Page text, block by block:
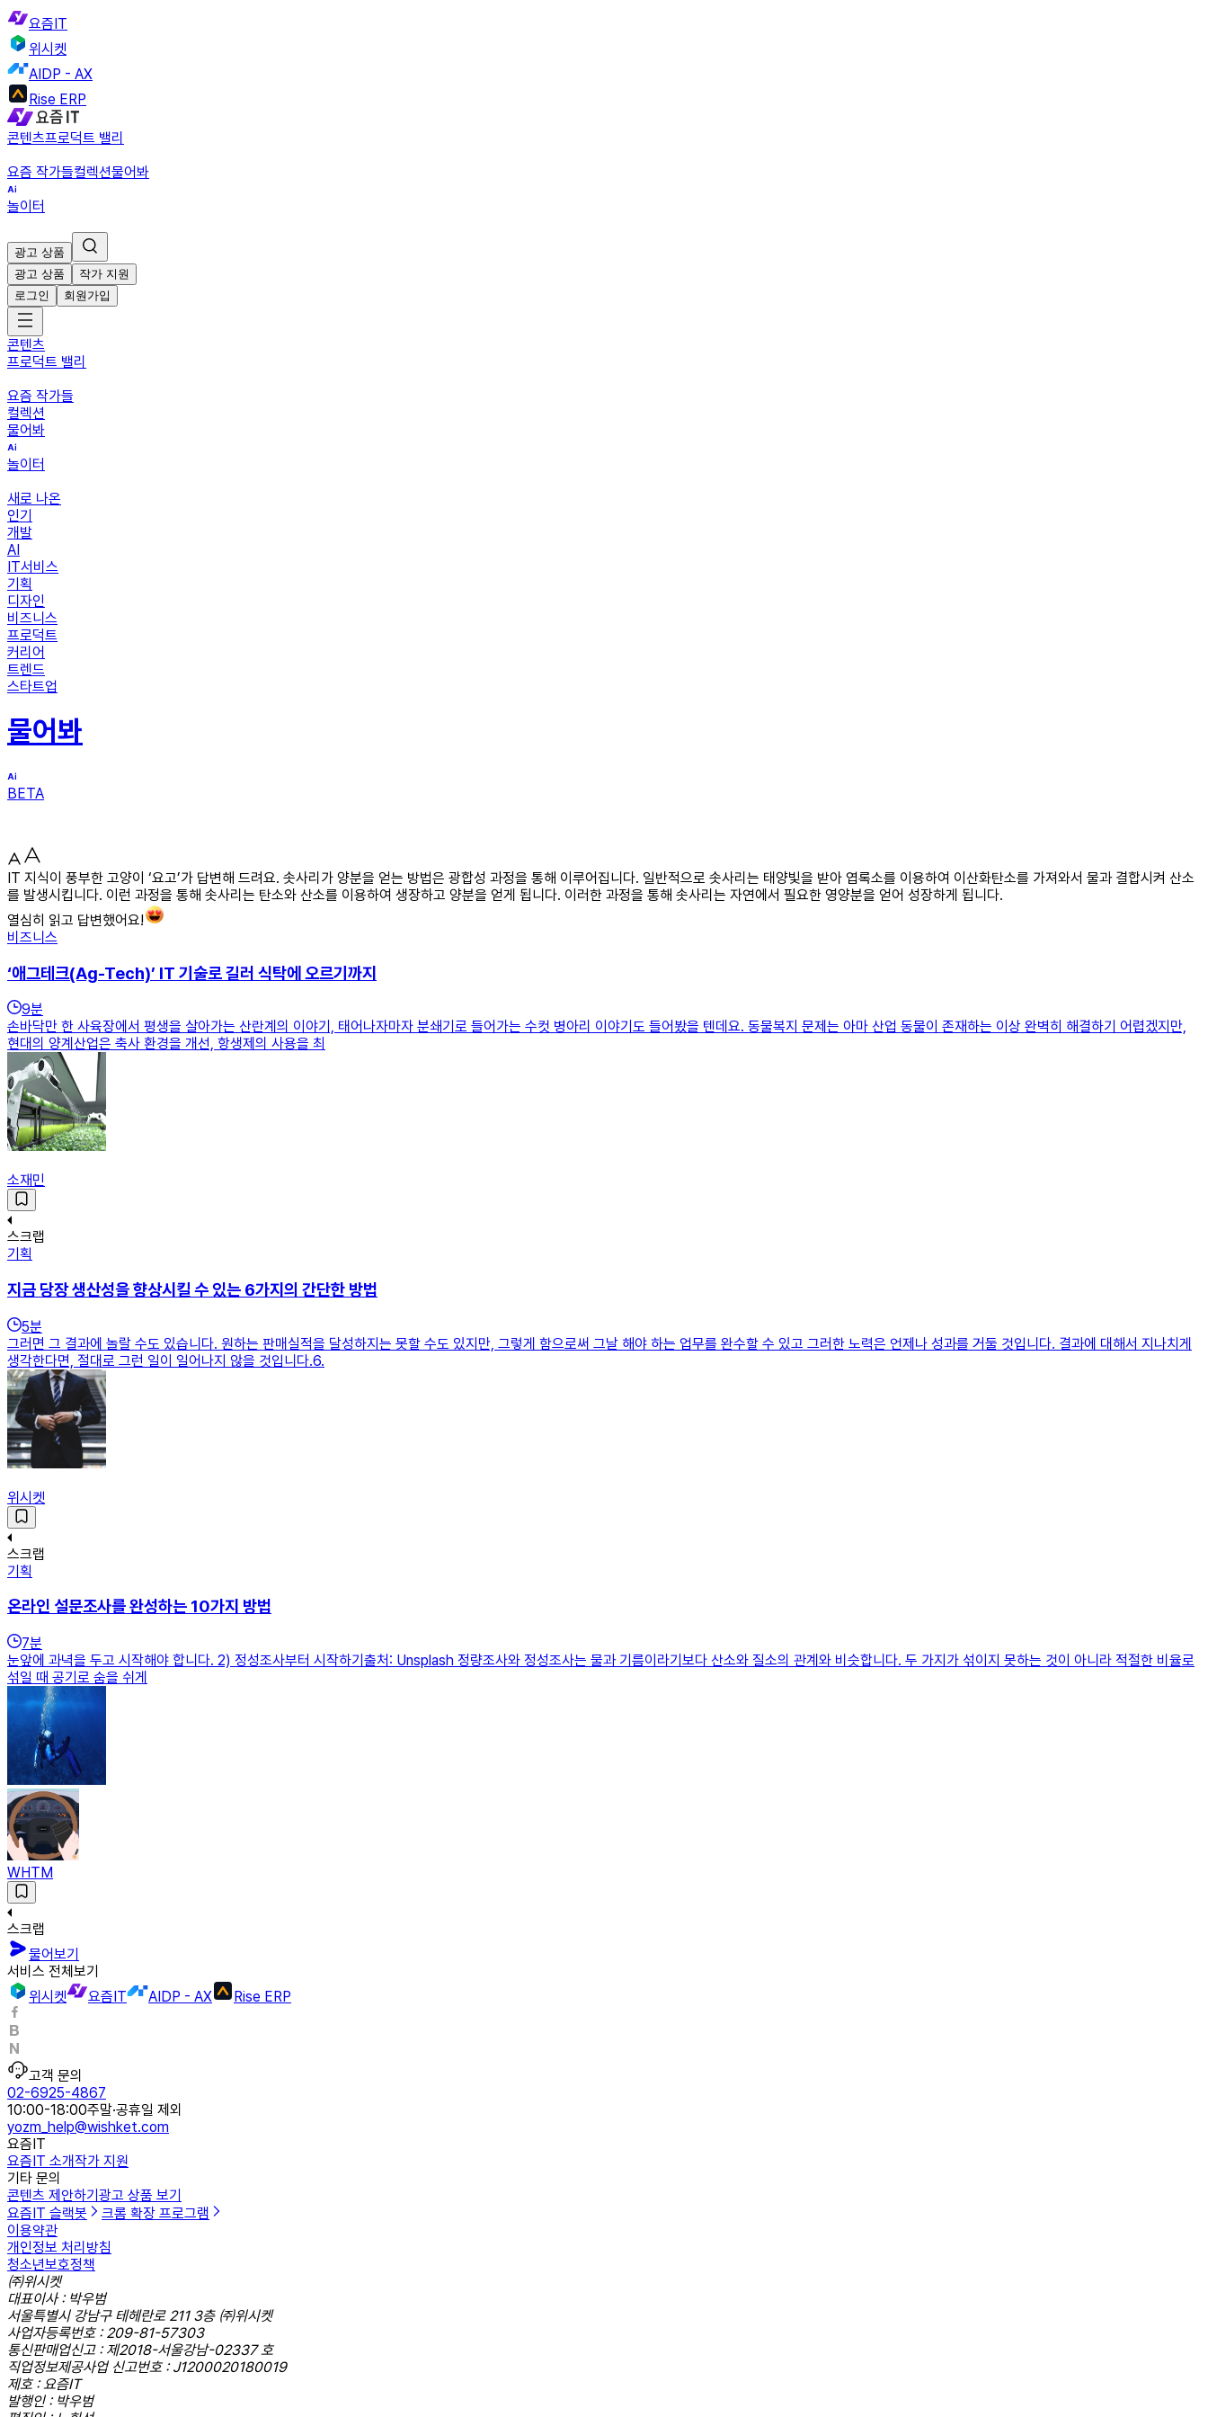
요즘IT
위시켓
AIDP - AX
Rise ERP
콘텐츠프로덕트 밸리
요즘 작가들컬렉션물어봐
놀이터
광고 상품
광고 상품
작가 지원
로그인
회원가입
콘텐츠
프로덕트 밸리
요즘 작가들
컬렉션
물어봐
놀이터
새로 나온
인기
개발
AI
IT서비스
기획
디자인
비즈니스
프로덕트
커리어
트렌드
스타트업
물어봐
BETA
IT 지식이 풍부한 고양이 ‘요고’가 답변해 드려요. 솟사리가 양분을 얻는 방법은 광합성 과정을 통해 이루어집니다. 일반적으로 솟사리는 태양빛을 받아 엽록소를 이용하여 이산화탄소를 가져와서 물과 결합시켜 산소
를 발생시킵니다. 이런 과정을 통해 솟사리는 탄소와 산소를 이용하여 생장하고 양분을 얻게 됩니다. 이러한 과정을 통해 솟사리는 자연에서 필요한 영양분을 얻어 성장하게 됩니다.
열심히 읽고 답변했어요!
비즈니스
‘애그테크(Ag-Tech)’ IT 기술로 길러 식탁에 오르기까지
9분
손바닥만 한 사육장에서 평생을 살아가는 산란계의 이야기, 태어나자마자 분쇄기로 들어가는 수컷 병아리 이야기도 들어봤을 텐데요. 동물복지 문제는 아마 산업 동물이 존재하는 이상 완벽히 해결하기 어렵겠지만,
현대의 양계산업은 축사 환경을 개선, 항생제의 사용을 최
소재민
스크랩
기획
지금 당장 생산성을 향상시킬 수 있는 6가지의 간단한 방법
5분
그러면 그 결과에 놀랄 수도 있습니다. 원하는 판매실적을 달성하지는 못할 수도 있지만, 그렇게 함으로써 그날 해야 하는 업무를 완수할 수 있고 그러한 노력은 언제나 성과를 거둘 것입니다. 결과에 대해서 지나치게
생각한다면, 절대로 그런 일이 일어나지 않을 것입니다.6.
위시켓
스크랩
기획
온라인 설문조사를 완성하는 10가지 방법
7분
눈앞에 과녁을 두고 시작해야 합니다. 2) 정성조사부터 시작하기출처: Unsplash 정량조사와 정성조사는 물과 기름이라기보다 산소와 질소의 관계와 비슷합니다. 두 가지가 섞이지 못하는 것이 아니라 적절한 비율로
섞일 때 공기로 숨을 쉬게
WHTM
스크랩
물어보기
서비스 전체보기
위시켓
요즘IT AIDP - AX Rise ERP
고객 문의
02-6925-4867
10:00-18:00주말·공휴일 제외
yozm_help@wishket.com
요즘IT
요즘IT 소개작가 지원
기타 문의
콘텐츠 제안하기 광고 상품 보기
요즘IT 슬랙봇
크롬 확장 프로그램
이용약관
개인정보 처리방침
청소년보호정책
㈜위시켓
대표이사 : 박우범
서울특별시 강남구 테헤란로 211 3층 ㈜위시켓
사업자등록번호 : 209-81-57303
통신판매업신고 : 제2018-서울강남-02337 호
직업정보제공사업 신고번호 : J1200020180019
제호 : 요즘IT
발행인 : 박우범